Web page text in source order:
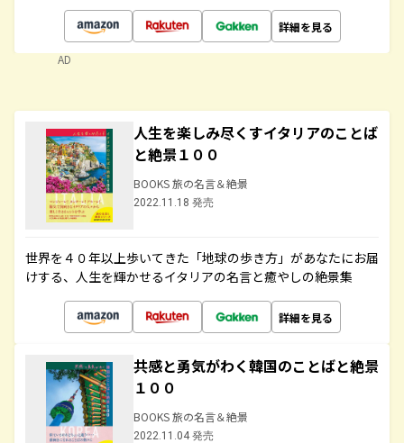
詳細を見る
AD
人生を楽しみ尽くすイタリアのことば
と絶景１００
BOOKS 旅の名言＆絶景
2022.11.18 発売
世界を４０年以上歩いてきた「地球の歩き方」があなたにお届
けする、人生を輝かせるイタリアの名言と癒やしの絶景集
詳細を見る
共感と勇気がわく韓国のことばと絶景
１００
BOOKS 旅の名言＆絶景
2022.11.04 発売